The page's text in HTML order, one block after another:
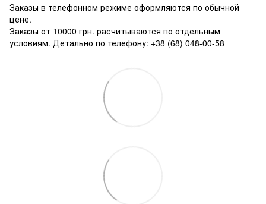
Заказы в телефонном режиме оформляются по обычной
цене.
Заказы от 10000 грн. расчитываются по отдельным
условиям. Детально по телефону: +38 (68) 048-00-58